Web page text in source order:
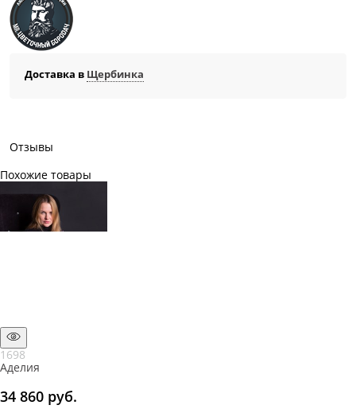
Доставка в Щербинка
Отзывы
Похожие товары
1698
Аделия
34 860 руб.